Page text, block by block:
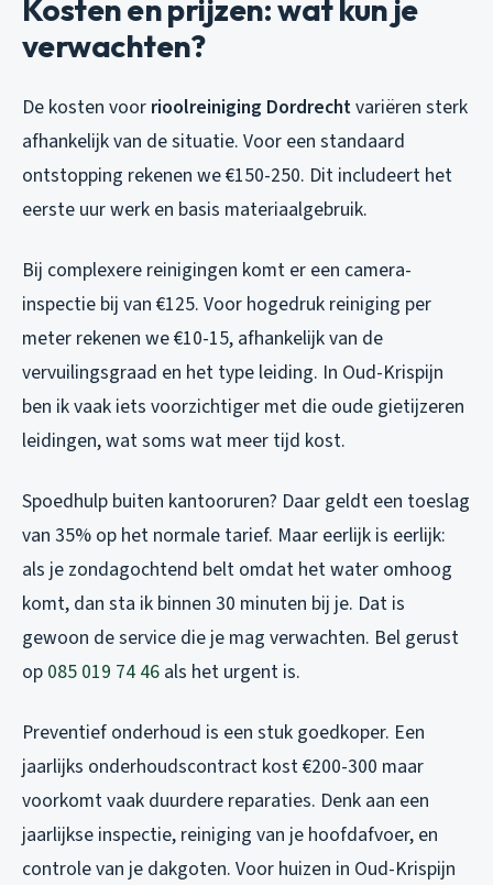
Kosten en prijzen: wat kun je
verwachten?
De kosten voor rioolreiniging Dordrechtvariëren sterk
afhankelijk van de situatie. Voor een standaard
ontstopping rekenen we €150-250. Dit includeert het
eerste uur werk en basis materiaalgebruik.
Bij complexere reinigingen komt er een camera-
inspectie bij van €125. Voor hogedruk reiniging per
meter rekenen we €10-15, afhankelijk van de
vervuilingsgraad en het type leiding. In Oud-Krispijn
ben ik vaak iets voorzichtiger met die oude gietijzeren
leidingen, wat soms wat meer tijd kost.
Spoedhulp buiten kantooruren? Daar geldt een toeslag
van 35% op het normale tarief. Maar eerlijk is eerlijk:
als je zondagochtend belt omdat het water omhoog
komt, dan sta ik binnen 30 minuten bij je. Dat is
gewoon de service die je mag verwachten. Bel gerust
op 085 019 74 46 als het urgent is.
Preventief onderhoud is een stuk goedkoper. Een
jaarlijks onderhoudscontract kost €200-300 maar
voorkomt vaak duurdere reparaties. Denk aan een
jaarlijkse inspectie, reiniging van je hoofdafvoer, en
controle van je dakgoten. Voor huizen in Oud-Krispijn